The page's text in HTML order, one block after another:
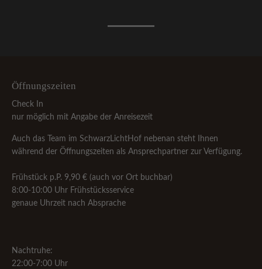
Öffnungszeiten
Check In
nur möglich mit Angabe der Anreisezeit
Auch das Team im SchwarzLichtHof nebenan steht Ihnen
während der Öffnungszeiten als Ansprechpartner zur Verfügung.
Frühstück p.P. 9,90 € (auch vor Ort buchbar)
8:00-10:00 Uhr Frühstücksservice
genaue Uhrzeit nach Absprache
Nachtruhe:
22:00-7:00 Uhr